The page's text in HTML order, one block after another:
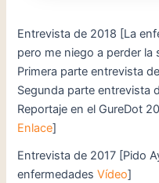
Entrevista de 2018 [La
pero me niego a perder
Primera parte entrevista
Segunda parte entrevista
Reportaje en el GureDot
Enlace]
Entrevista de 2017 [Pido
enfermedadesVídeo]